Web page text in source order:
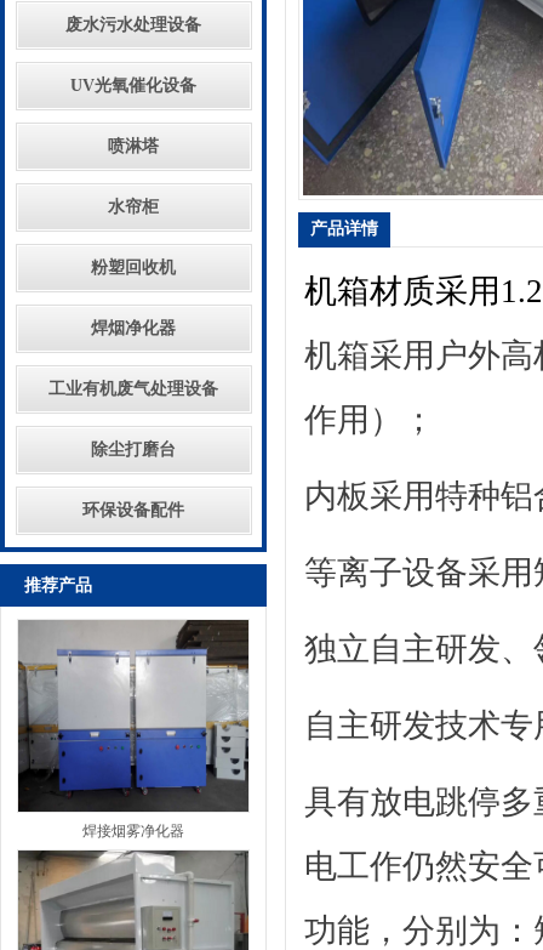
废水污水处理设备
UV光氧催化设备
喷淋塔
水帘柜
粉塑回收机
焊烟净化器
工业有机废气处理设备
除尘打磨台
环保设备配件
推荐产品
焊接烟雾净化器
产品详情
机箱材质采用 1.2
机箱采用户外
作用）；
内板采用特种
等离子设备采
独立自主研发
自主研发技术
具有放电跳停
电工作仍然安
功能，分别为